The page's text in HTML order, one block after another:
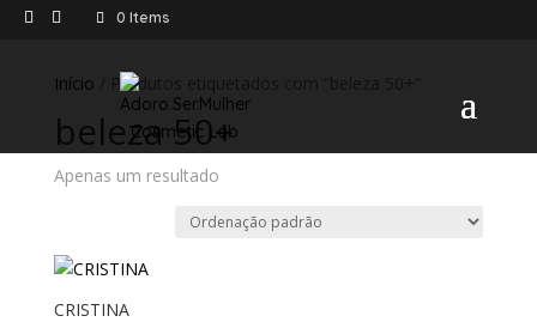
0 Items
Início / Produtos etiquetados com “beleza 50+”
beleza 50+
Apenas um resultado
CRISTINA